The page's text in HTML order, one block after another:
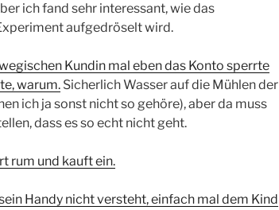
ich fand sehr interessant, wie das
aufgedröselt wird.
Kundin mal eben das Konto sperrte
warum. Sicherlich Wasser auf die Mühlen der
ich ja sonst nicht so gehöre), aber da muss
dass es so echt nicht geht.
rum und kauft ein.
Handy nicht versteht, einfach mal dem Kind